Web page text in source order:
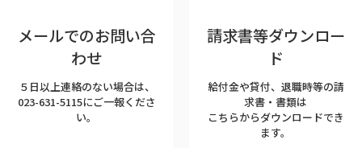
メールでのお問い合
わせ
５日以上連絡のない場合は、
023-631-5115にご一報くださ
い。
請求書等ダウンロー
ド
給付金や貸付、退職時等の請
求書・書類は
こちらからダウンロードでき
ます。